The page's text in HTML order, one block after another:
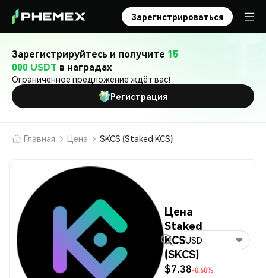
Зарегистрироваться
Зарегистрируйтесь и получите 15
000 USDT в наградах
Ограниченное предложение ждёт вас!
Регистрация
Главная Цена SKCS (Staked KCS)
Цена
Staked
KCS
(SKCS)
$7.38-0.60%
USD